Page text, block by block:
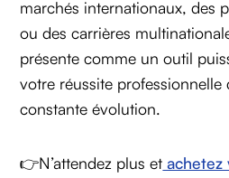
marchés internationaux, des
ou des carrières
présente comme un outil
votre réussite
constante évolution.
👉N’attendez plus et achetez